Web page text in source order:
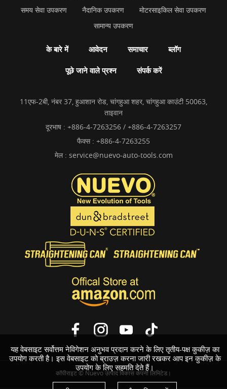
यह वेबसाइट सर्वोत्तम नेविगेशन अनुभव प्रदान करने के लिए तृतीय-पक्ष कुकीज़ का
उपयोग करती है। इस वेबसाइट को ब्राउज़ करना जारी रखकर आप इन कुकीज़ के
उपयोग के लिए सहमति देते हैं।
समय सेवा उपकरण
नैदानिक उपकरण
मोटरसाइकिल सेवा उपकरण
सामान्य उपकरण
के बारे में आवेदन समाचार ब्लॉग
पूछे जाने वाले प्रश्न संपर्क करें
11एफ-2बी, नंबर 37, हुआशान रोड, चांगहुआ शहर, चांगहुआ काउंटी 50063,
ताइवान
दूरभाष : +886-4-7263256 / +886-4-7263257
फैक्स : +886-4-7263255
मेल : service@nuevo-auto-tools.com
कॉपीराइट © Nuevo उत्पाद विकास कंपनी लिमिटेड।